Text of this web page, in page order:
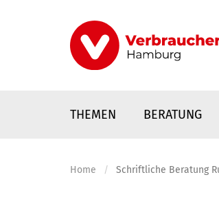
THEMEN BERATUNG
Home Schriftliche Beratung